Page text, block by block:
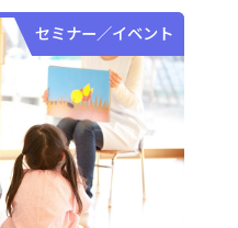
セミナー／イベント